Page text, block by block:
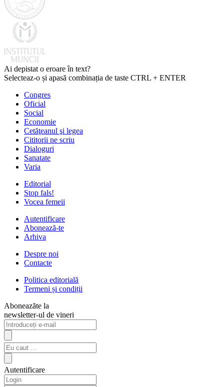
Ai depistat o eroare în text?
Selecteaz-o și apasă combinația de taste CTRL + ENTER
Congres
Oficial
Social
Economie
Cetăţeanul şi legea
Cititorii ne scriu
Dialoguri
Sanatate
Varia
Editorial
Stop fals!
Vocea femeii
Autentificare
Abonează-te
Arhiva
Despre noi
Contacte
Politica editorială
Termeni și condiții
Aboneazăte la
newsletter-ul de vineri
Autentificare